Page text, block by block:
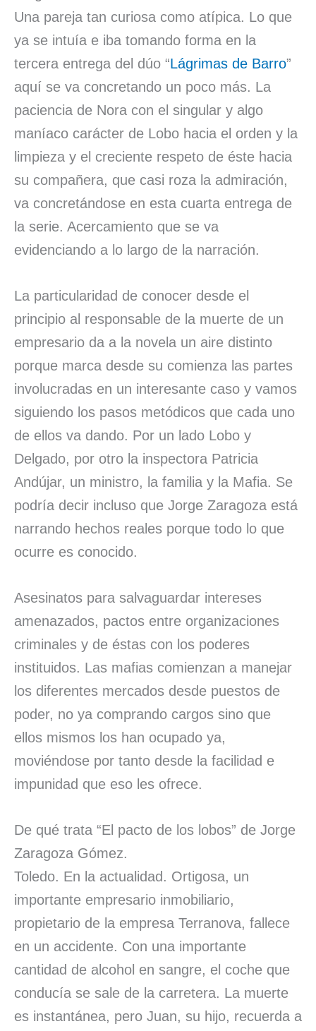
Una pareja tan curiosa como atípica. Lo que
ya se intuía e iba tomando forma en la
tercera entrega del dúo “Lágrimas de Barro”
aquí se va concretando un poco más. La
paciencia de Nora con el singular y algo
maníaco carácter de Lobo hacia el orden y la
limpieza y el creciente respeto de éste hacia
su compañera, que casi roza la admiración,
va concretándose en esta cuarta entrega de
la serie. Acercamiento que se va
evidenciando a lo largo de la narración.
La particularidad de conocer desde el
principio al responsable de la muerte de un
empresario da a la novela un aire distinto
porque marca desde su comienza las partes
involucradas en un interesante caso y vamos
siguiendo los pasos metódicos que cada uno
de ellos va dando. Por un lado Lobo y
Delgado, por otro la inspectora Patricia
Andújar, un ministro, la familia y la Mafia. Se
podría decir incluso que Jorge Zaragoza está
narrando hechos reales porque todo lo que
ocurre es conocido.
Asesinatos para salvaguardar intereses
amenazados, pactos entre organizaciones
criminales y de éstas con los poderes
instituidos. Las mafias comienzan a manejar
los diferentes mercados desde puestos de
poder, no ya comprando cargos sino que
ellos mismos los han ocupado ya,
moviéndose por tanto desde la facilidad e
impunidad que eso les ofrece.
De qué trata “El pacto de los lobos” de Jorge
Zaragoza Gómez.
Toledo. En la actualidad. Ortigosa, un
importante empresario inmobiliario,
propietario de la empresa Terranova, fallece
en un accidente. Con una importante
cantidad de alcohol en sangre, el coche que
conducía se sale de la carretera. La muerte
es instantánea, pero Juan, su hijo, recuerda a